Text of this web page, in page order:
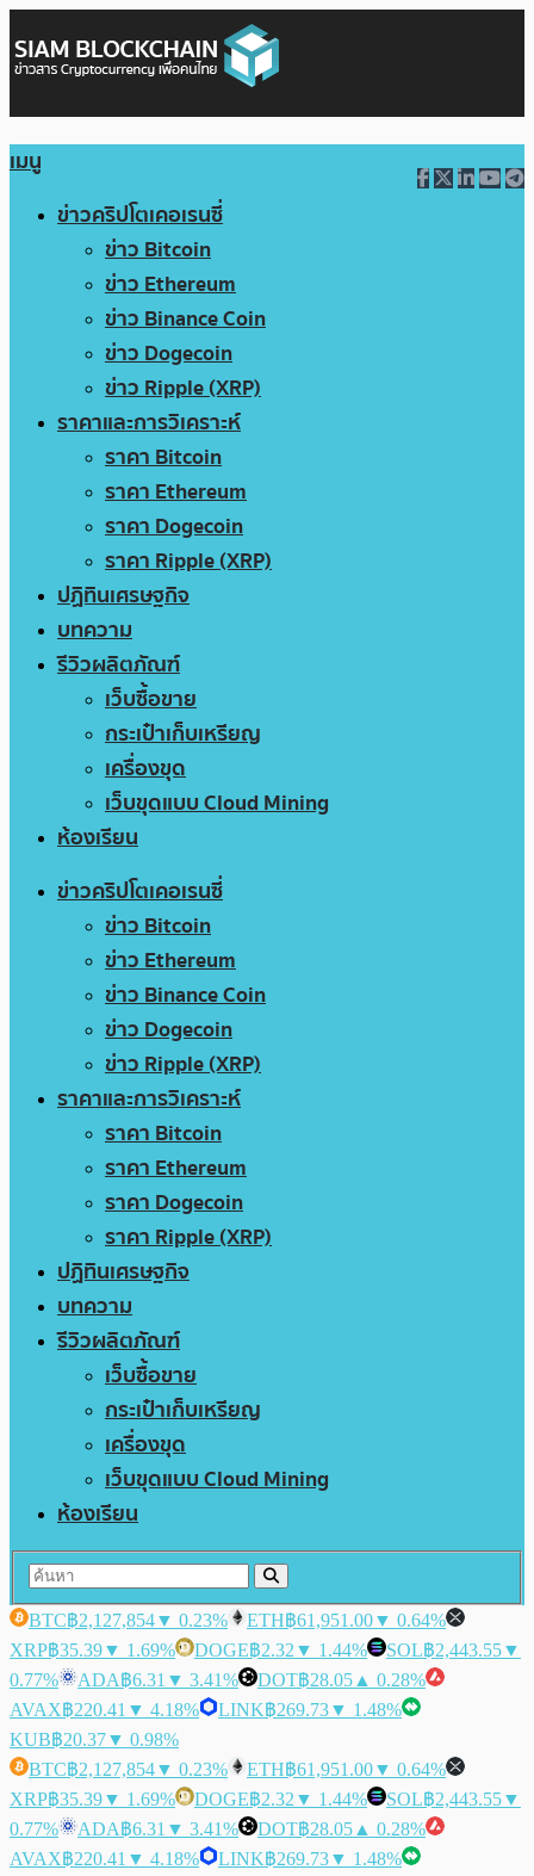
เมนู
ข่าวคริปโตเคอเรนซี่
ข่าว Bitcoin
ข่าว Ethereum
ข่าว Binance Coin
ข่าว Dogecoin
ข่าว Ripple (XRP)
ราคาและการวิเคราะห์
ราคา Bitcoin
ราคา Ethereum
ราคา Dogecoin
ราคา Ripple (XRP)
ปฏิทินเศรษฐกิจ
บทความ
รีวิวผลิตภัณฑ์
เว็บซื้อขาย
กระเป๋าเก็บเหรียญ
เครื่องขุด
เว็บขุดแบบ Cloud Mining
ห้องเรียน
ข่าวคริปโตเคอเรนซี่
ข่าว Bitcoin
ข่าว Ethereum
ข่าว Binance Coin
ข่าว Dogecoin
ข่าว Ripple (XRP)
ราคาและการวิเคราะห์
ราคา Bitcoin
ราคา Ethereum
ราคา Dogecoin
ราคา Ripple (XRP)
ปฏิทินเศรษฐกิจ
บทความ
รีวิวผลิตภัณฑ์
เว็บซื้อขาย
กระเป๋าเก็บเหรียญ
เครื่องขุด
เว็บขุดแบบ Cloud Mining
ห้องเรียน
BTC฿2,127,854▼ 0.23% ETH฿61,951.00▼ 0.64%
XRP฿35.39▼ 1.69% DOGE฿2.32 ▼ 1.44% SOL฿2,443.55▼
0.77%
ADA฿6.31 ▼ 3.41% DOT฿28.05 ▲ 0.28%
AVAX฿220.41 ▼ 4.18% LINK฿269.73▼ 1.48%
KUB฿20.37▼ 0.98%
BTC฿2,127,854▼ 0.23% ETH฿61,951.00▼ 0.64%
XRP฿35.39▼ 1.69% DOGE฿2.32 ▼ 1.44% SOL฿2,443.55▼
0.77%
ADA฿6.31 ▼ 3.41% DOT฿28.05 ▲ 0.28%
AVAX฿220.41 ▼ 4.18% LINK฿269.73▼ 1.48%